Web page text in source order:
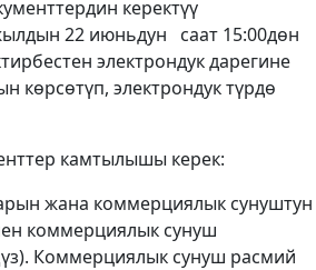
керектүү
22 июньдун саат 15:00дөн
электрондук дарегине
электрондук түрдө
камтылышы керек:
жана коммерциялык сунуштун
коммерциялык сунуш
Коммерциялык сунуш расмий